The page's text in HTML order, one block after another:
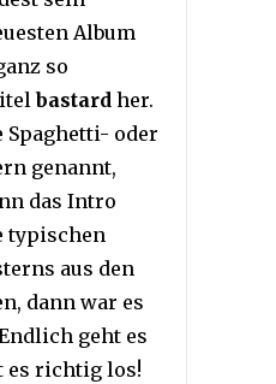
Album
so
bastard her.
Spaghetti- oder
genannt,
das Intro
typischen
aus den
dann war es
geht es
es richtig los!